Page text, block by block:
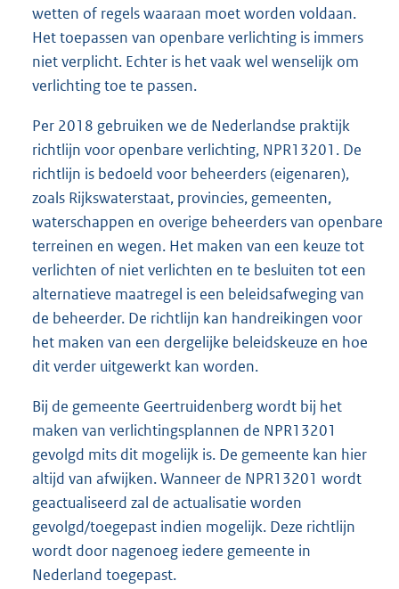
wetten of regels waaraan moet worden voldaan.
Het toepassen van openbare verlichting is immers
niet verplicht. Echter is het vaak wel wenselijk om
verlichting toe te passen.
Per 2018 gebruiken we de Nederlandse praktijk
richtlijn voor openbare verlichting, NPR13201. De
richtlijn is bedoeld voor beheerders (eigenaren),
zoals Rijkswaterstaat, provincies, gemeenten,
waterschappen en overige beheerders van openbare
terreinen en wegen. Het maken van een keuze tot
verlichten of niet verlichten en te besluiten tot een
alternatieve maatregel is een beleidsafweging van
de beheerder. De richtlijn kan handreikingen voor
het maken van een dergelijke beleidskeuze en hoe
dit verder uitgewerkt kan worden.
Bij de gemeente Geertruidenberg wordt bij het
maken van verlichtingsplannen de NPR13201
gevolgd mits dit mogelijk is. De gemeente kan hier
altijd van afwijken. Wanneer de NPR13201 wordt
geactualiseerd zal de actualisatie worden
gevolgd/toegepast indien mogelijk. Deze richtlijn
wordt door nagenoeg iedere gemeente in
Nederland toegepast.